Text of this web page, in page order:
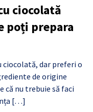
ciocolată
poți prepara
ciocolată, dar preferi o
de origine
că nu trebuie să faci
[…]